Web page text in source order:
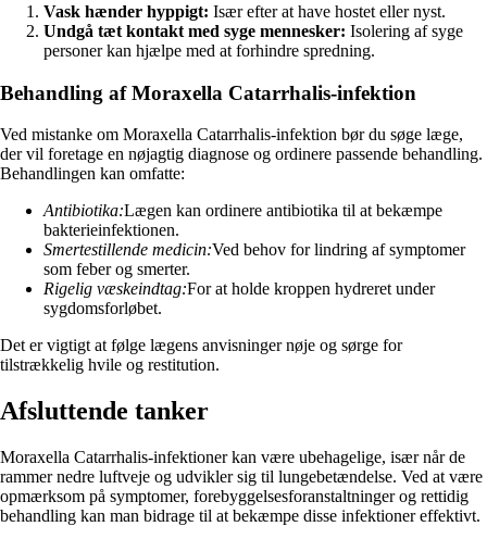
Vask hænder hyppigt: Især efter at have hostet eller nyst.
Undgå tæt kontakt med syge mennesker: Isolering af syge
personer kan hjælpe med at forhindre spredning.
Behandling af Moraxella Catarrhalis-infektion
Ved mistanke om Moraxella Catarrhalis-infektion bør du søge læge,
der vil foretage en nøjagtig diagnose og ordinere passende behandling.
Behandlingen kan omfatte:
Antibiotika:Lægen kan ordinere antibiotika til at bekæmpe
bakterieinfektionen.
Smertestillende medicin:Ved behov for lindring af symptomer
som feber og smerter.
Rigelig væskeindtag:For at holde kroppen hydreret under
sygdomsforløbet.
Det er vigtigt at følge lægens anvisninger nøje og sørge for
tilstrækkelig hvile og restitution.
Afsluttende tanker
Moraxella Catarrhalis-infektioner kan være ubehagelige, især når de
rammer nedre luftveje og udvikler sig til lungebetændelse. Ved at være
opmærksom på symptomer, forebyggelsesforanstaltninger og rettidig
behandling kan man bidrage til at bekæmpe disse infektioner effektivt.